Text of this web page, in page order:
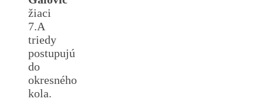
žiaci
7.A
triedy
postupujú
do
okresného
kola.